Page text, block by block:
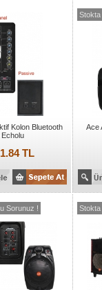
Kolon Bluetooth
TL
Ace
Sorunuz !